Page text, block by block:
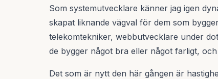
Som systemutvecklare känner jag igen
skapat liknande vägval för dem som
telekomtekniker, webbutvecklare under
de bygger något bra eller något farligt,
Det som är nytt den här gången är